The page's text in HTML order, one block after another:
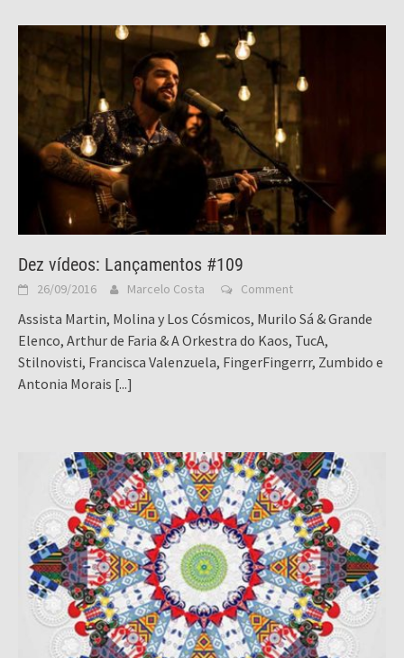
Dez vídeos: Lançamentos #109
26/09/2016 Marcelo Costa Comment
Assista Martin, Molina y Los Cósmicos, Murilo Sá & Grande
Elenco, Arthur de Faria & A Orkestra do Kaos, TucA,
Stilnovisti, Francisca Valenzuela, FingerFingerrr, Zumbido e
Antonia Morais [...]